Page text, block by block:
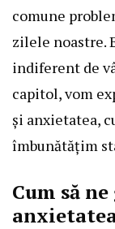
comune
zilele noastre.
indiferent de
capitol, vom
și anxietatea,
îmbunătățim
Cum să